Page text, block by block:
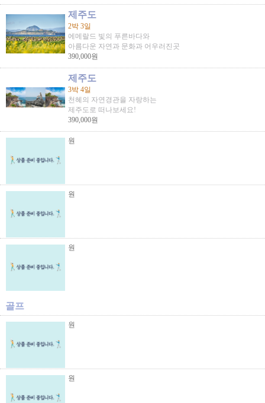
제주도
2박 3일
에메랄드 빛의 푸른바다와
아름다운 자연과 문화과 어우러진곳
390,000원
제주도
3박 4일
천혜의 자연경관을 자랑하는
제주도로 떠나보세요!
390,000원
원
원
원
골프
원
원